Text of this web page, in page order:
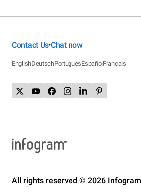
Contact Us•Chat now
EnglishDeutschPortuguêsEspañolFrançais
All rights reserved © 2026 Infogram